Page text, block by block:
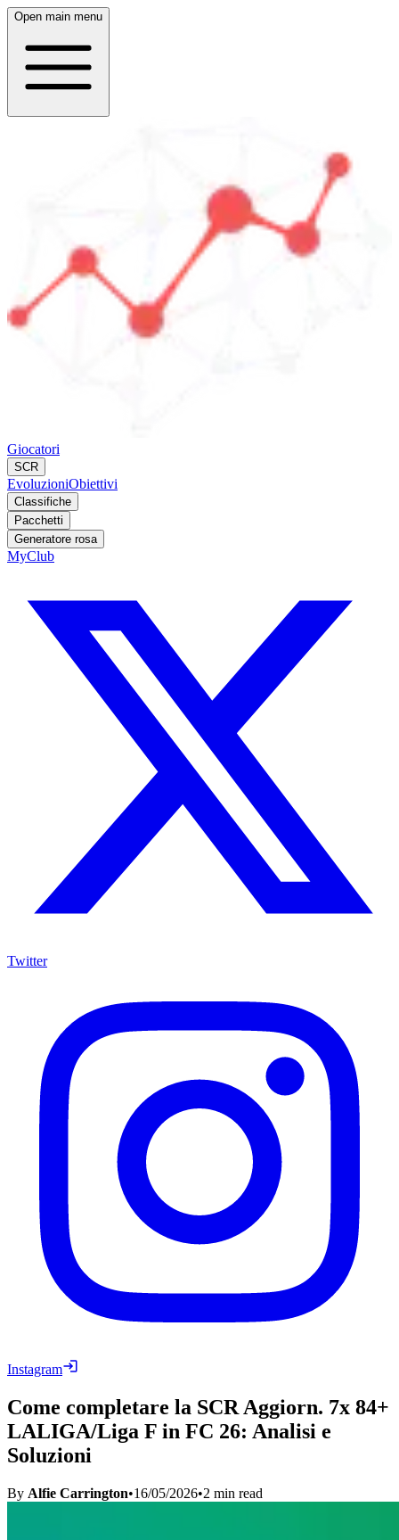
Open main menu
Giocatori
SCR
EvoluzioniObiettivi
Classifiche
Pacchetti
Generatore rosa
MyClub
Twitter
Instagram
Come completare la SCR Aggiorn. 7x 84+
LALIGA/Liga F in FC 26: Analisi e
Soluzioni
By Alfie Carrington•16/05/2026•2 min read